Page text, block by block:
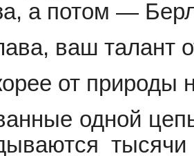
а потом —
ваш талант
от природы
одной